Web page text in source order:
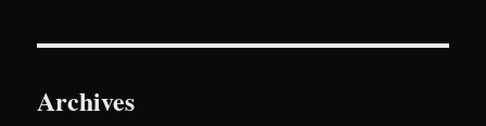
Archives